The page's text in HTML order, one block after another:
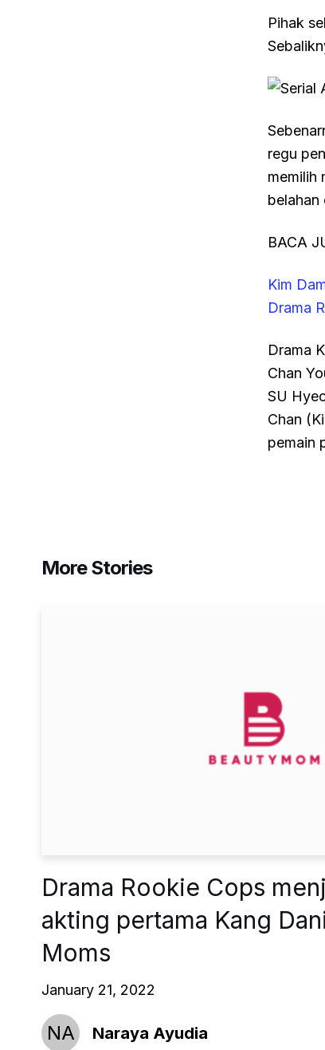
Pihak
regu
memilih
belahan
BACA
Kim
Drama
Drama
Chan
SU
Chan
pemain
More Stories
Drama Rookie Cops
akting pertama Kang
Moms
January 21, 2022
NA Naraya Ayudia